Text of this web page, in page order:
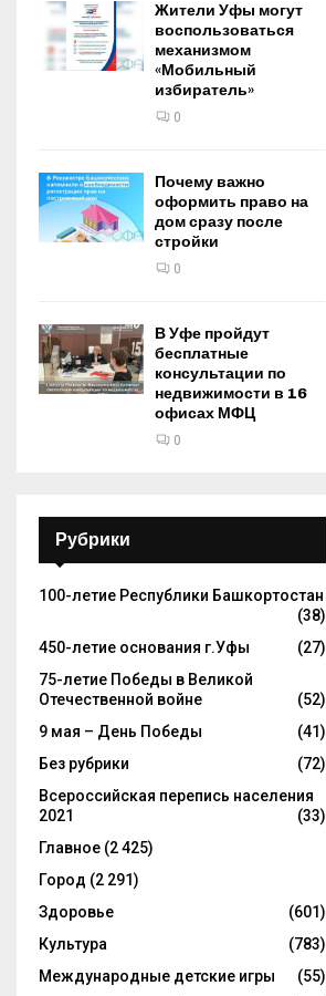
Жители Уфы могут
воспользоваться
механизмом
«Мобильный
избиратель»
0
Почему важно
оформить право на
дом сразу после
стройки
0
В Уфе пройдут
бесплатные
консультации по
недвижимости в 16
офисах МФЦ
0
Рубрики
100-летие Республики Башкортостан
(38)
450-летие основания г.Уфы
(27)
75-летие Победы в Великой
Отечественной войне
(52)
9 мая – День Победы
(41)
Без рубрики
(72)
Всероссийская перепись населения
2021
(33)
Главное (2 425)
Город (2 291)
Здоровье
(601)
Культура
(783)
Международные детские игры
(55)